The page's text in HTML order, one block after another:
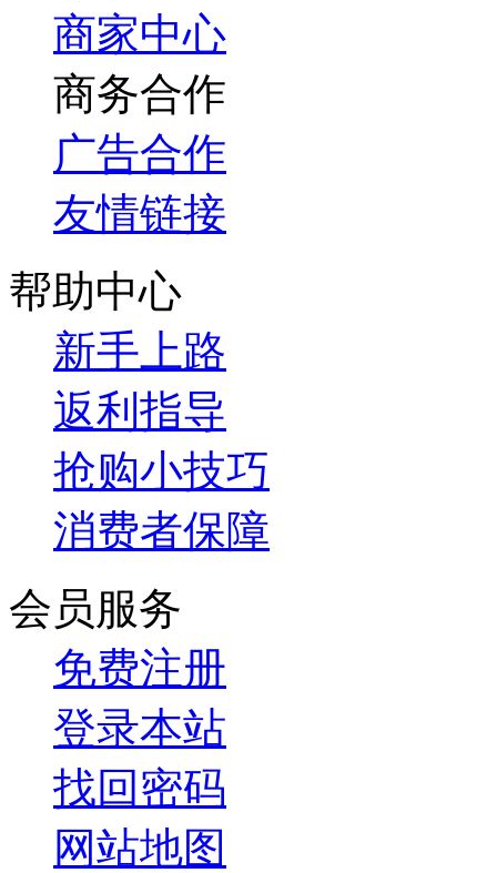
商家中心
商务合作
广告合作
友情链接
帮助中心
新手上路
返利指导
抢购小技巧
消费者保障
会员服务
免费注册
登录本站
找回密码
网站地图